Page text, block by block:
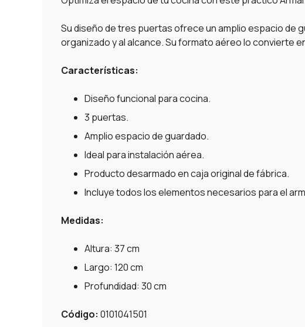
Su diseño de tres puertas ofrece un amplio espacio de
organizado y al alcance. Su formato aéreo lo convierte
Características:
Diseño funcional para cocina.
3 puertas.
Amplio espacio de guardado.
Ideal para instalación aérea.
Producto desarmado en caja original de fábrica.
Incluye todos los elementos necesarios para el
Medidas:
Altura: 37 cm
Largo: 120 cm
Profundidad: 30 cm
Código: 0101041501